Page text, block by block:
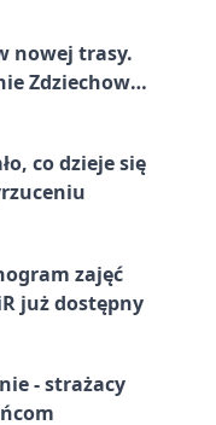
nowej trasy.
Zdziechowa z
co dzieje się
zajęć
już dostępny
- strażacy